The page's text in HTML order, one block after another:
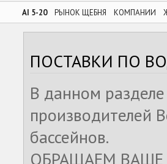
AI 5-20 РЫНОК ЩЕБНЯ КОМПАНИИ
ПОСТАВКИ ПО
В данном
производителей
бассейнов.
ОБРАЩАЕМ ВАШЕ